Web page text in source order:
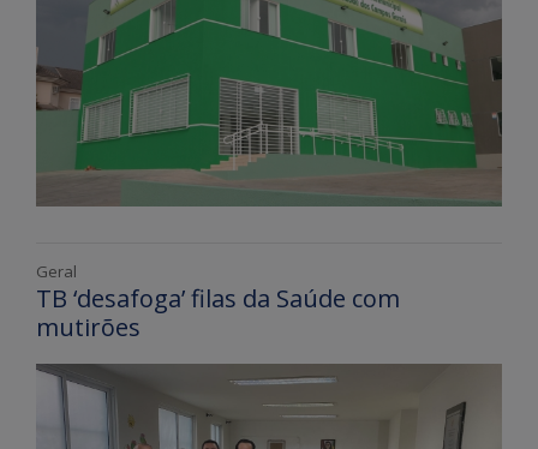
Geral
TB ‘desafoga’ filas da Saúde com
mutirões